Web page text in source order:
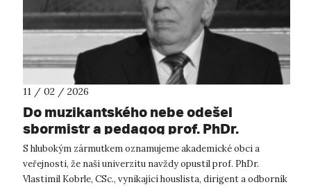
11 / 02 / 2026
Do muzikantského nebe odešel
sbormistr a pedagog prof. PhDr.
Vlastimil Kobrle, CSc.
S hlubokým zármutkem oznamujeme akademické obci a
veřejnosti, že naši univerzitu navždy opustil prof. PhDr.
Vlastimil Kobrle, CSc., vynikající houslista, dirigent a odborník